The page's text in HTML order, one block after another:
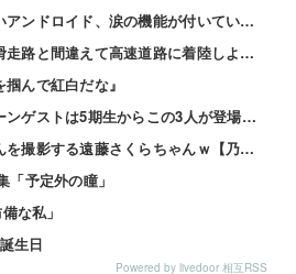
【悲報】女だと大破しないアンドロイド、涙の機能が付いていて感情を理解しちゃう模様wwwwwww 他
【悲報】トルコ航空機、滑走路と間違えて高速道路に着陸しようとして墜落www 他
んで紅白だな』
マジか！次週のバナナムーンゲストは5期生からこの3人が登場！！！【乃木坂46】
かきまゆのおけつぶんぶんを撮影する遠藤さくらちゃんｗ【乃木坂46】
予定外の瞳」
な私」
生日
Powered by livedoor 相互RSS